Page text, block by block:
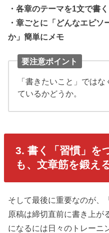
・各章のテーマを1文で書く
・章ごとに「どんなエピ
か」簡単にメモ
要注意ポイント
「書きたいこと」では
ているかどうか。
3. 書く「習慣」を
も、文章筋を鍛え
そして最後に重要なのが、
原稿は締切直前に書き上が
になるには日々のトレーニ